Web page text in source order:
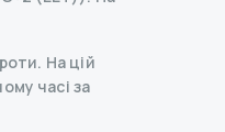
На цій
часі за